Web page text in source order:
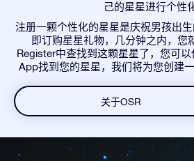
己的星星进行个性
注册一颗个性化的星星是庆祝男孩出
即订购星星礼物，几分钟之内，您
Register中查找到这颗星星了，您可
App找到您的星星，我们将为您创建
关于OSR